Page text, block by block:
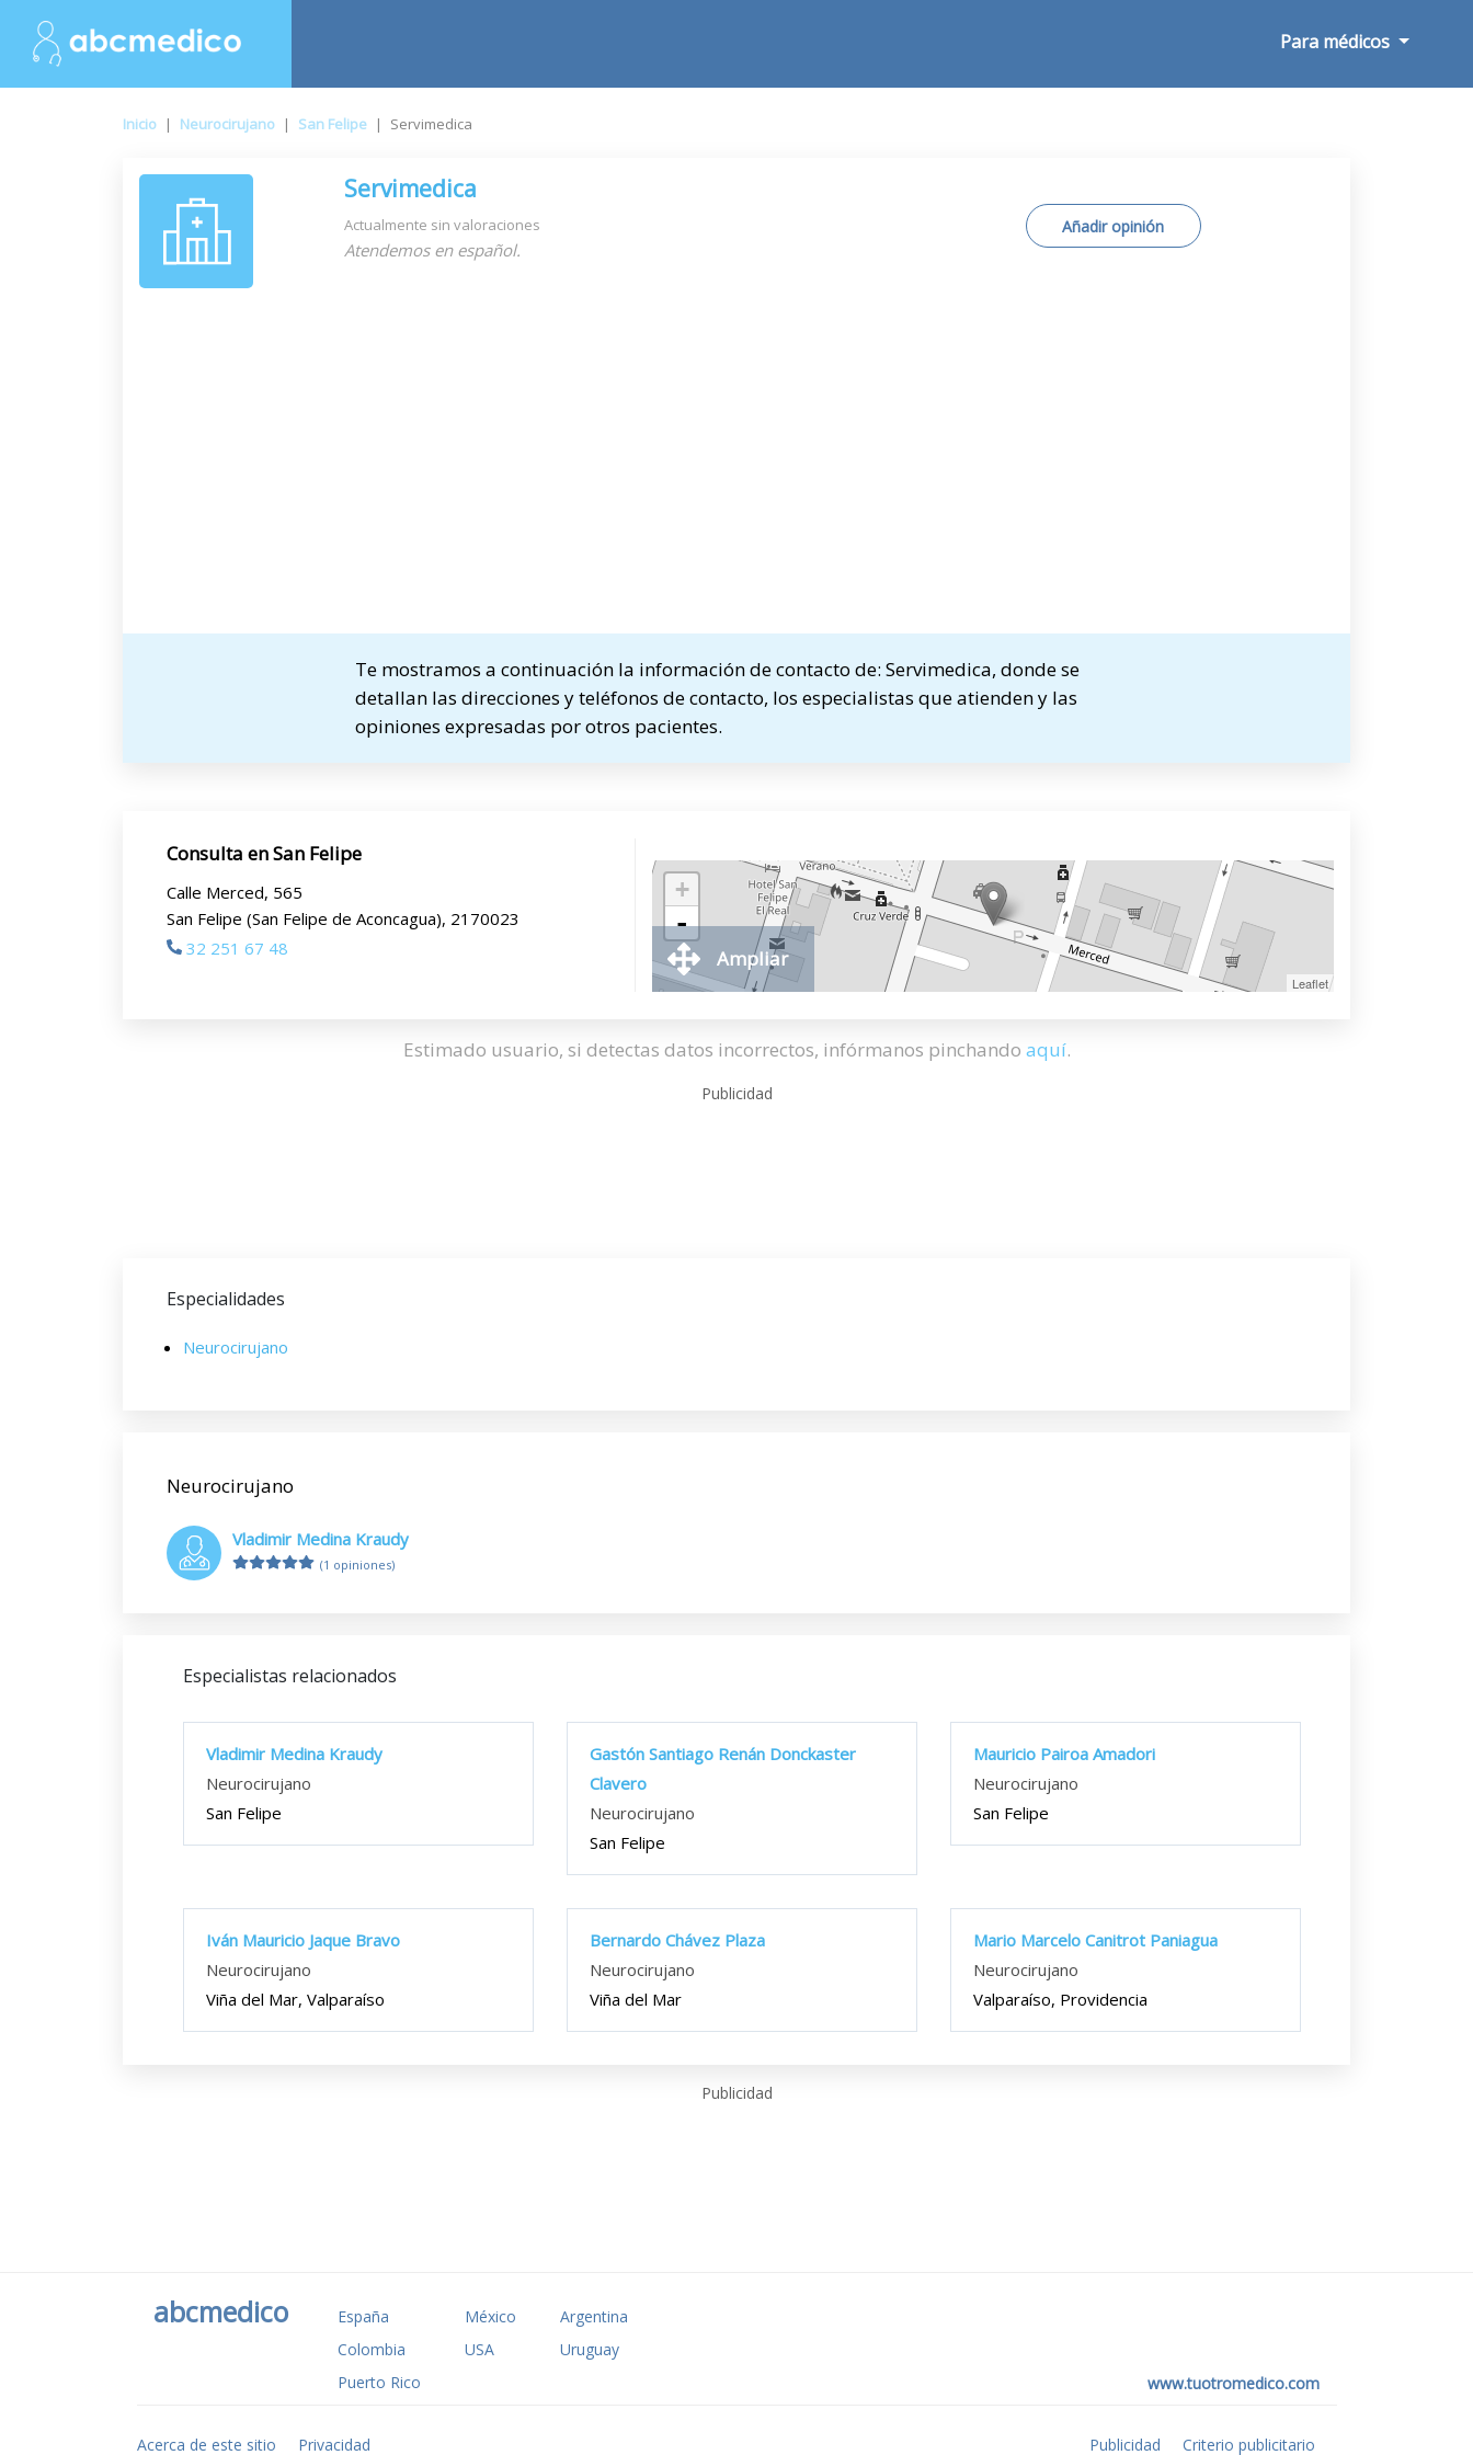
Para médicos
Inicio | Neurocirujano | San Felipe | Servimedica
Servimedica
Actualmente sin valoraciones
Atendemos en español.
Añadir opinión
Te mostramos a continuación la información de contacto de: Servimedica, donde se
detallan las direcciones y teléfonos de contacto, los especialistas que atienden y las
opiniones expresadas por otros pacientes.
Consulta en San Felipe
Calle Merced, 565
San Felipe (San Felipe de Aconcagua), 2170023
32 251 67 48
+
-
Leaflet
Ampliar
Estimado usuario, si detectas datos incorrectos, infórmanos pinchando aquí.
Publicidad
Especialidades
Neurocirujano
Neurocirujano
Vladimir Medina Kraudy
(1 opiniones)
Especialistas relacionados
Vladimir Medina Kraudy
Neurocirujano
San Felipe
Gastón Santiago Renán Donckaster
Clavero
Neurocirujano
San Felipe
Mauricio Pairoa Amadori
Neurocirujano
San Felipe
Iván Mauricio Jaque Bravo
Neurocirujano
Viña del Mar, Valparaíso
Bernardo Chávez Plaza
Neurocirujano
Viña del Mar
Mario Marcelo Canitrot Paniagua
Neurocirujano
Valparaíso, Providencia
Publicidad
abcmedico España México
Argentina
Colombia
USA
Uruguay
Puerto Rico
www.tuotromedico.com
Acerca de este sitio Privacidad Publicidad Criterio publicitario